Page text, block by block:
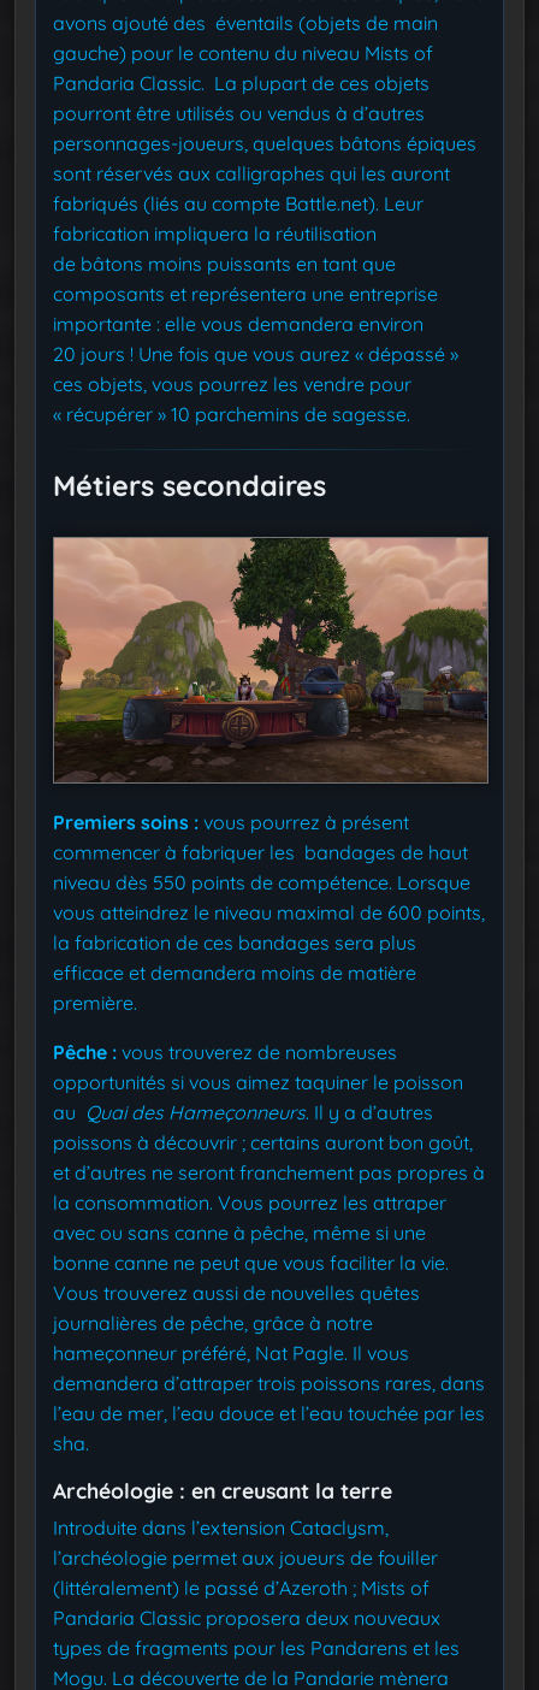
avons ajouté des éventails (objets de main
gauche) pour le contenu du niveau Mists of
Pandaria Classic. La plupart de ces objets
pourront être utilisés ou vendus à d’autres
personnages-joueurs, quelques bâtons épiques
sont réservés aux calligraphes qui les auront
fabriqués (liés au compte Battle.net). Leur
fabrication impliquera la réutilisation
de bâtons moins puissants en tant que
composants et représentera une entreprise
importante : elle vous demandera environ
20 jours ! Une fois que vous aurez « dépassé »
ces objets, vous pourrez les vendre pour
« récupérer » 10 parchemins de sagesse.
Métiers secondaires
Premiers soins : vous pourrez à présent
commencer à fabriquer les bandages de haut
niveau dès 550 points de compétence. Lorsque
vous atteindrez le niveau maximal de 600 points,
la fabrication de ces bandages sera plus
efficace et demandera moins de matière
première.
Pêche : vous trouverez de nombreuses
opportunités si vous aimez taquiner le poisson
au Quai des Hameçonneurs. Il y a d’autres
poissons à découvrir ; certains auront bon goût,
et d’autres ne seront franchement pas propres à
la consommation. Vous pourrez les attraper
avec ou sans canne à pêche, même si une
bonne canne ne peut que vous faciliter la vie.
Vous trouverez aussi de nouvelles quêtes
journalières de pêche, grâce à notre
hameçonneur préféré, Nat Pagle. Il vous
demandera d’attraper trois poissons rares, dans
l’eau de mer, l’eau douce et l’eau touchée par les
sha.
Archéologie : en creusant la terre
Introduite dans l’extension Cataclysm,
l’archéologie permet aux joueurs de fouiller
(littéralement) le passé d’Azeroth ; Mists of
Pandaria Classic proposera deux nouveaux
types de fragments pour les Pandarens et les
Mogu. La découverte de la Pandarie mènera